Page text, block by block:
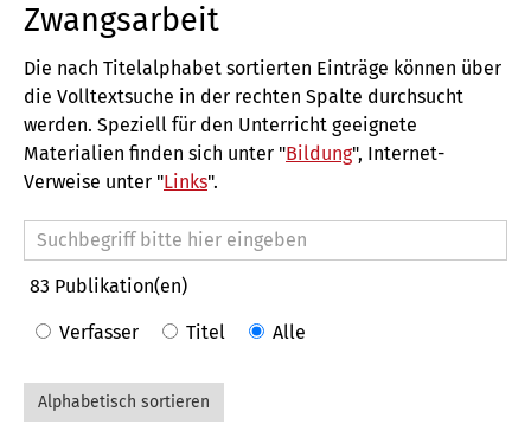
Zwangsarbeit
Die nach Titelalphabet sortierten Einträge können über
die Volltextsuche in der rechten Spalte durchsucht
werden. Speziell für den Unterricht geeignete
Materialien finden sich unter "Bildung", Internet-
Verweise unter "Links".
Suchbegriff
83 Publikation(en)
Verfasser Titel Alle
Alphabetisch sortieren